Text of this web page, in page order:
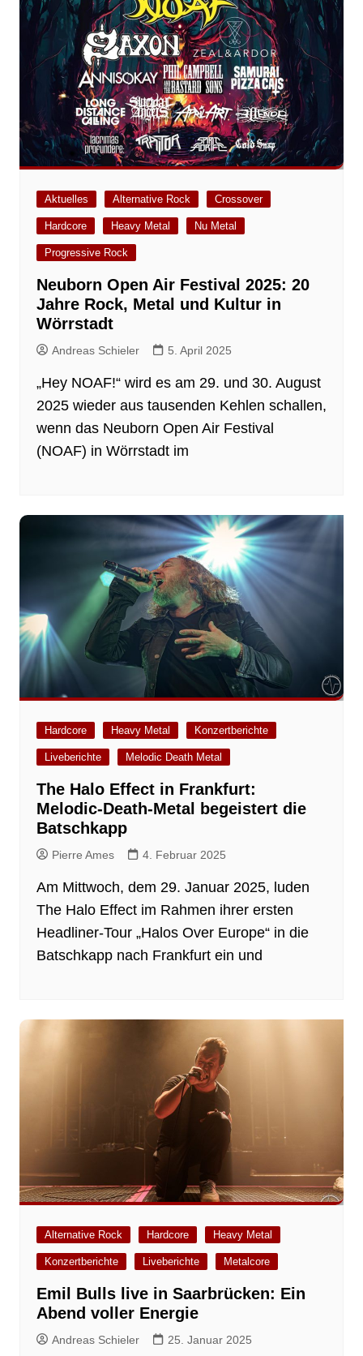
Aktuelles Alternative Rock Crossover
Hardcore Heavy Metal Nu Metal
Progressive Rock
Neuborn Open Air Festival 2025: 20
Jahre Rock, Metal und Kultur in
Wörrstadt
Andreas Schieler 5. April 2025
„Hey NOAF!“ wird es am 29. und 30. August
2025 wieder aus tausenden Kehlen schallen,
wenn das Neuborn Open Air Festival
(NOAF) in Wörrstadt im
Hardcore Heavy Metal Konzertberichte
Liveberichte Melodic Death Metal
The Halo Effect in Frankfurt:
Melodic-Death-Metal begeistert die
Batschkapp
Pierre Ames 4. Februar 2025
Am Mittwoch, dem 29. Januar 2025, luden
The Halo Effect im Rahmen ihrer ersten
Headliner-Tour „Halos Over Europe“ in die
Batschkapp nach Frankfurt ein und
Alternative Rock Hardcore Heavy Metal
Konzertberichte Liveberichte Metalcore
Emil Bulls live in Saarbrücken: Ein
Abend voller Energie
Andreas Schieler 25. Januar 2025